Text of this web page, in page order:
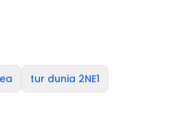
tur dunia 2NE1